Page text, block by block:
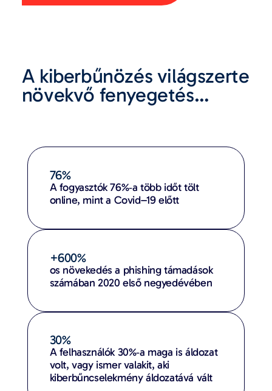
A kiberbűnözés világszerte
növekvő fenyegetés…
76%
A fogyasztók 76%‑a több időt tölt
online, mint a Covid–19 előtt
+600%
os növekedés a phishing támadások
számában 2020 első negyedévében
30%
A felhasználók 30%‑a maga is áldozat
volt, vagy ismer valakit, aki
kiberbűncselekmény áldozatává vált